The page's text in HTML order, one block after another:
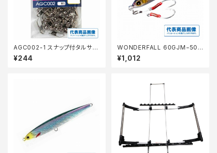
AGC002-1 スナップ付タルサル
カンブラック 1号徳用
¥244
WONDERFALL 60GJM−506
Q 001
¥1,012